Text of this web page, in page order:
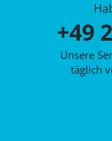
+49
Unsere
täglich